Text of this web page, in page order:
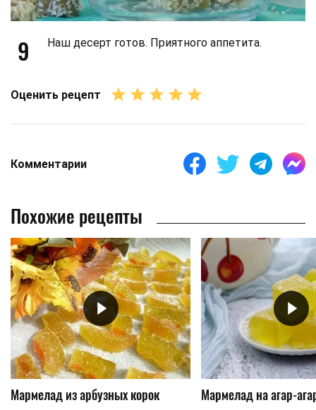
9 Наш десерт готов. Приятного аппетита.
Оценить рецепт
Комментарии
Похожие рецепты
Мармелад из арбузных корок Мармелад на агар-